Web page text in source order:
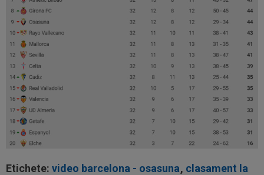
Etichete: video barcelona - osasuna, clasament la